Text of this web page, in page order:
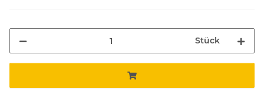
Stück